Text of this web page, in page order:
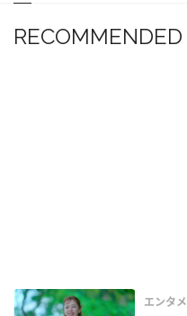
RECOMMENDED
エンタメ